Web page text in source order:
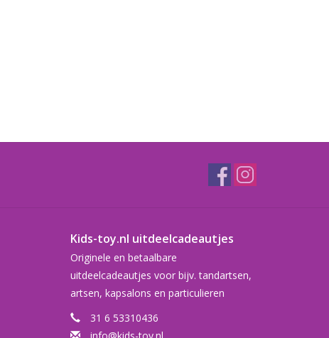
Kids-toy.nl uitdeelcadeautjes
Originele en betaalbare
uitdeelcadeautjes voor bijv. tandartsen,
artsen, kapsalons en particulieren
31 6 53310436